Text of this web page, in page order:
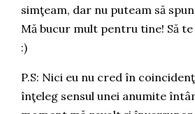
simţeam, dar nu puteam să
Mă bucur mult pentru tine! Să
:)
P.S: Nici eu nu cred în
înţeleg sensul unei anumite